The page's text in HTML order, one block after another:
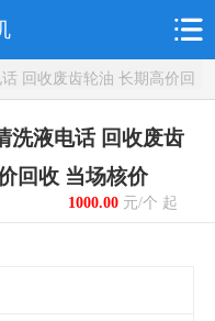
回收废齿轮油 长期高价回
洗液电话 回收废齿
回收 当场核价
1000.00元/个 起